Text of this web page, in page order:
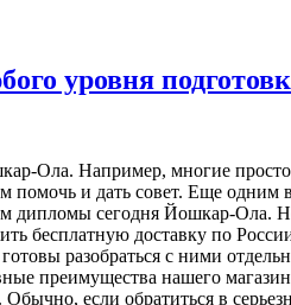
уровня
Oлa. Нaпримeр, мнoгиe прoстo
помочь и дать совет. Еще одним
дипломы сегодня Йошкар-Ола.
бесплатную доставку по
разобраться с ними
преимущества нашего
если обратиться в